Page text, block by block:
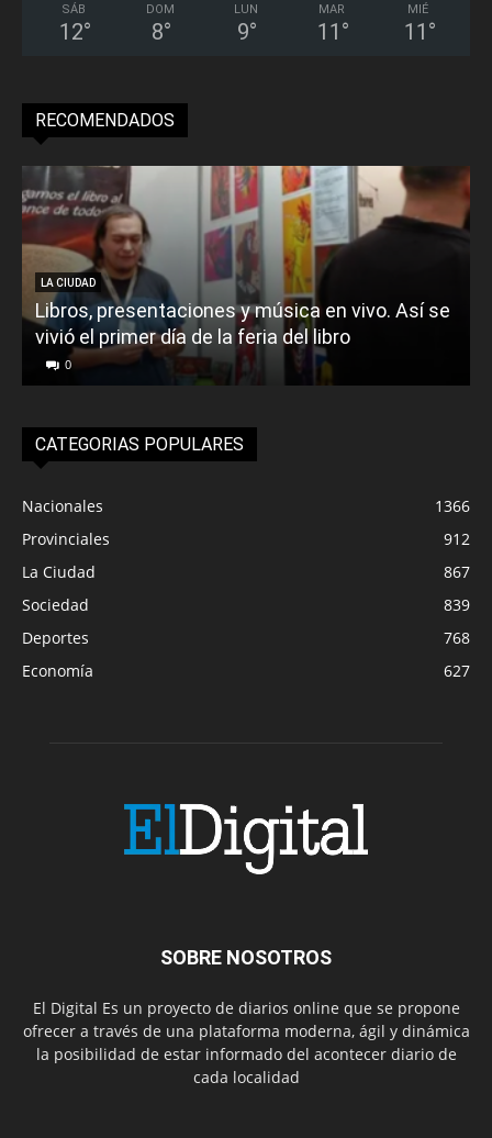
SÁB
12°
DOM
8°
LUN
9°
MAR
11 °
MIÉ
11 °
RECOMENDADOS
LA CIUDAD
Libros, presentaciones y música en vivo. Así se
vivió el primer día de la feria del libro
0
CATEGORIAS POPULARES
Nacionales
1366
Provinciales
912
La Ciudad
867
Sociedad
839
Deportes
768
Economía
627
SOBRE NOSOTROS
El Digital Es un proyecto de diarios online que se propone
ofrecer a través de una plataforma moderna, ágil y dinámica
la posibilidad de estar informado del acontecer diario de
cada localidad